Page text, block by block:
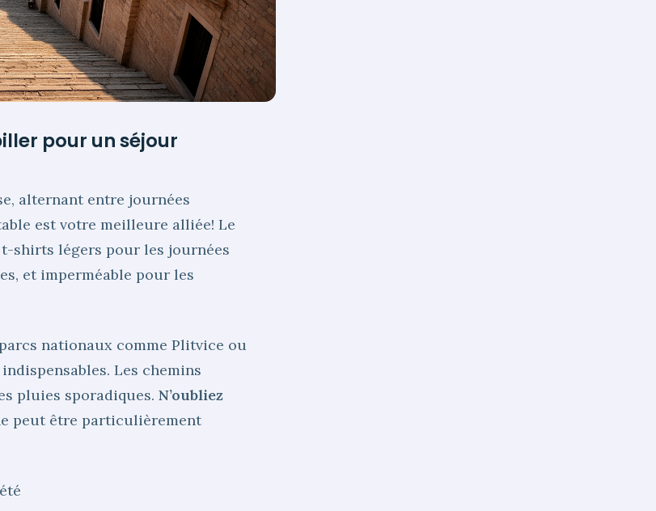
pour un séjour
alternant entre journées
est votre meilleure alliée! Le
shirts légers pour les journées
et imperméable pour les
nationaux comme Plitvice ou
Les chemins
pluies sporadiques. N’oubliez
peut être particulièrement